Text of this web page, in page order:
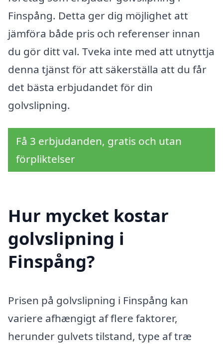
Finspång. Detta ger dig möjlighet att
jämföra både pris och referenser innan
du gör ditt val. Tveka inte med att utnyttja
denna tjänst för att säkerställa att du får
det bästa erbjudandet för din
golvslipning.
Få 3 erbjudanden, gratis och utan
förpliktelser
Hur mycket kostar
golvslipning i
Finspång?
Prisen på golvslipning i Finspång kan
variere afhængigt af flere faktorer,
herunder gulvets tilstand, type af træ